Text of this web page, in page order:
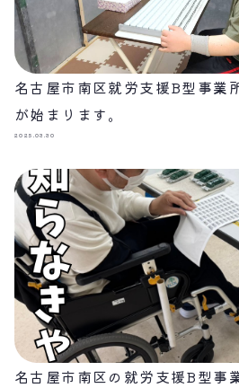
名古屋市南区就労支援B型事業
が始まります。
2025.03.30
名古屋市南区の就労支援B型事